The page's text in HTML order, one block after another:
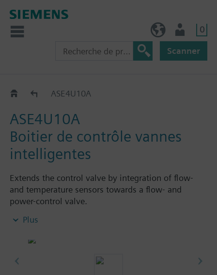
0
Scanner
Accessories for SAV..
ASE4U10A
ASE4U10A
Boitier de contrôle vannes
intelligentes
Extends the control valve by integration of flow-
and temperature sensors towards a flow- and
power-control valve.
analog via 0/2...10V, 4...20 mA, or via BACnet IP or
via BACnet IP or into the Siemens Cloud.
Plus